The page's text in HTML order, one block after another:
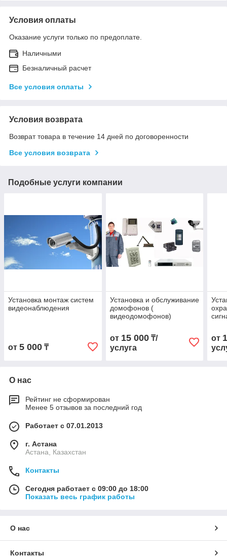
Условия оплаты
Оказание услуги только по предоплате.
Наличными
Безналичный расчет
Все условия оплаты
Условия возврата
Возврат товара в течение 14 дней по договоренности
Все условия возврата
Подобные услуги компании
Установка монтаж систем
видеонаблюдения
от 5 000 ₸
Установка и обслуживание
домофонов (
видеодомофонов)
от 15 000₸/
услуга
от
О нас
Рейтинг не сформирован
Менее 5 отзывов за последний год
Работает с 07.01.2013
г. Астана
Астана, Казахстан
Контакты
Сегодня работает с 09:00 до 18:00
Показать весь график работы
О нас
Контакты